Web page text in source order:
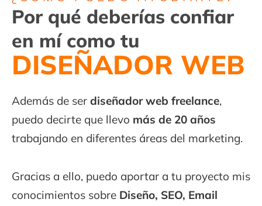
Por qué deberías confiar
en mí como tu
DISEÑADOR WEB
Además de ser diseñador web freelance,
puedo decirte que llevo más de 20 años
trabajando en diferentes áreas del marketing.
Gracias a ello, puedo aportar a tu proyecto mis
conocimientos sobre Diseño, SEO, Email